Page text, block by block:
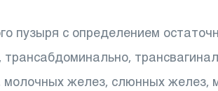
пузыря с определением
желез, слюнных желез,